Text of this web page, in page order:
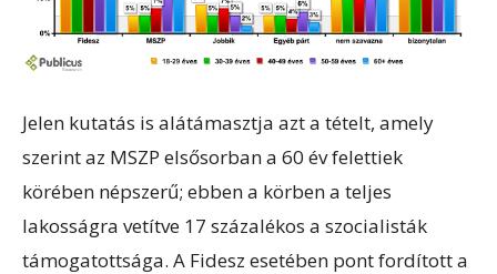
Jelen kutatás is alátámasztja azt a tételt, amely
szerint az MSZP elsősorban a 60 év felettiek
körében népszerű; ebben a körben a teljes
lakosságra vetítve 17 százalékos a szocialisták
támogatottsága. A Fidesz esetében pont fordított a